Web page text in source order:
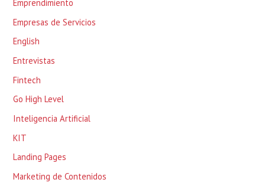
Emprendimiento
Empresas de Servicios
English
Entrevistas
Fintech
Go High Level
Inteligencia Artificial
KIT
Landing Pages
Marketing de Contenidos